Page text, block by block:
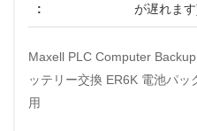
:
が遅れま
Maxell PLC Computer
ッテリー交換 ER6K 電池パ
用